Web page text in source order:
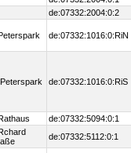
de:07332:2004:0:2
de:07332:1016:0:RiN
de:07332:1016:0:RiS
de:07332:5094:0:1
de:07332:5112:0:1